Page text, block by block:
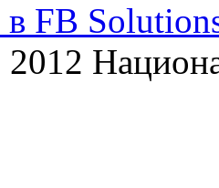
в FB